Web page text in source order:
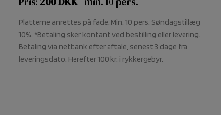
Platterne anrettes på fade. Min. 10 pers. Søndagstillæg
10%. *Betaling sker kontant ved bestilling eller levering.
Betaling via netbank efter aftale, senest 3 dage fra
leveringsdato. Herefter 100 kr. i rykkergebyr.